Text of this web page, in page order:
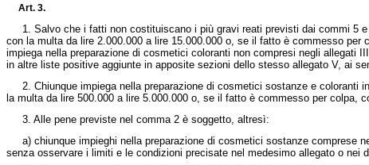
Art. 3.
1. Salvo che i fatti non costituiscano i più gravi reati previsti dai commi 5 e
con la multa da lire 2.000.000 a lire 15.000.000 o, se il fatto è commesso
impiega nella preparazione di cosmetici coloranti non compresi negli allegati
in altre liste positive aggiunte in apposite sezioni dello stesso allegato V, ai
2. Chiunque impiega nella preparazione di cosmetici sostanze e coloranti
la multa da lire 500.000 a lire 5.000.000 o, se il fatto è commesso per colpa,
3. Alle pene previste nel comma 2 è soggetto, altresì:
a) chiunque impieghi nella preparazione di cosmetici sostanze comprese
senza osservare i limiti e le condizioni precisate nel medesimo allegato o nei